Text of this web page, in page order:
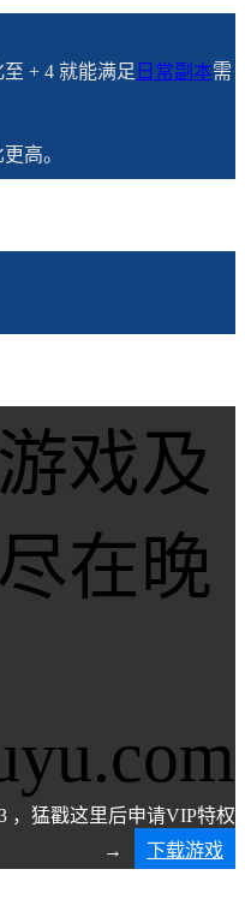
+ 4 就能满足 日常副本需
高。
戏及
在晚
，猛戳这里后申请VIP特权
→
下载游戏